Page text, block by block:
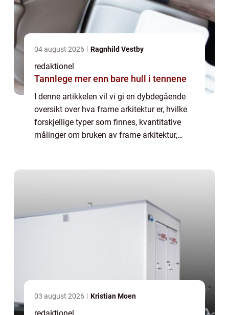
04 august 2026 Ragnhild Vestby
redaktionel
Tannlege mer enn bare hull i tennene
I denne artikkelen vil vi gi en dybdegående
oversikt over hva frame arkitektur er, hvilke
forskjellige typer som finnes, kvantitative
målinger om bruken av frame arkitektur,
03 august 2026 Kristian Moen
redaktionel